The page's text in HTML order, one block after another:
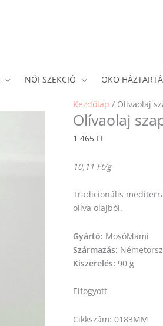
NŐI SZEKCIÓ ÖKO
Kezdőlap / Olívaolaj
Olívaolaj
1 465 Ft
10,11 Ft/g
Tradicionális
olíva olajból.
Gyártó: MosóMami
Származás:
Kiszerelés: 90 g
Elfogyott
Cikkszám: 0183MM